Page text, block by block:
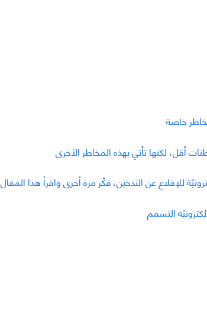
خاصة
أقل، لكنها تأتي بهذه المخاطر الأخرى
للإقلاع عن التدخين، فكّر مرة أخرى واقرأ هذا المقال
التسمم